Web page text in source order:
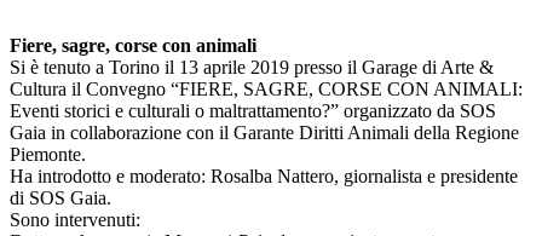
Fiere, sagre, corse con animali
Si è tenuto a Torino il 13 aprile 2019 presso il Garage di Arte &
Cultura il Convegno “FIERE, SAGRE, CORSE CON ANIMALI:
Eventi storici e culturali o maltrattamento?” organizzato da SOS
Gaia in collaborazione con il Garante Diritti Animali della Regione
Piemonte.
Ha introdotto e moderato: Rosalba Nattero, giornalista e presidente
di SOS Gaia.
Sono intervenuti: